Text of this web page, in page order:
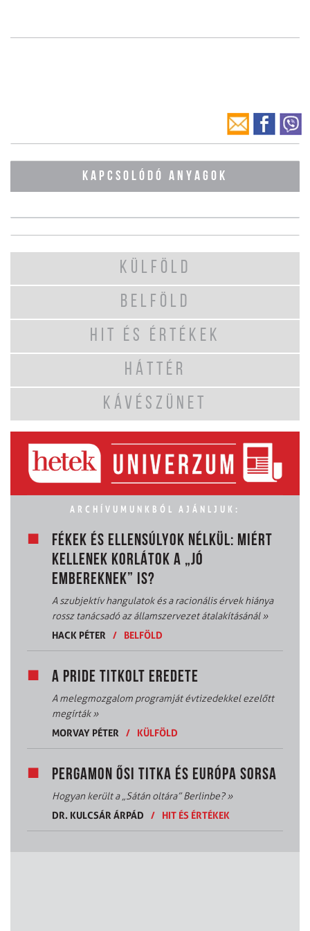
KAPCSOLÓDÓ ANYAGOK
KÜLFÖLD
BELFÖLD
HIT ÉS ÉRTÉKEK
HÁTTÉR
KÁVÉSZÜNET
ARCHÍVUMUNKBÓL AJÁNLJUK:
FÉKEK ÉS ELLENSÚLYOK NÉLKÜL: MIÉRT
KELLENEK KORLÁTOK A „JÓ
EMBEREKNEK” IS?
A szubjektív hangulatok és a racionális érvek hiánya
rossz tanácsadó az államszervezet átalakításánál»
HACK PÉTER
/ BELFÖLD
A PRIDE TITKOLT EREDETE
A melegmozgalom programját évtizedekkel ezelőtt
megírták»
MORVAY PÉTER
/ KÜLFÖLD
PERGAMON ŐSI TITKA ÉS EURÓPA SORSA
Hogyan került a „Sátán oltára” Berlinbe?»
DR. KULCSÁR ÁRPÁD
/ HIT ÉS ÉRTÉKEK